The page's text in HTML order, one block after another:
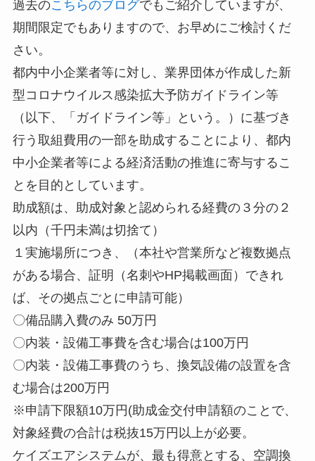
過去のこちらのブログでもご紹介していますが、
期間限定でもありますので、お早めにご検討くだ
さい。
都内中小企業者等に対し、業界団体が作成した新
型コロナウイルス感染拡大予防ガイドライン等
（以下、「ガイドライン等」という。）に基づき
行う取組費用の一部を助成することにより、都内
中小企業者等による経済活動の推進に寄与するこ
とを目的としています。
助成額は、助成対象と認められる経費の３分の２
以内（千円未満は切捨て）
１実施場所につき、（本社や営業所など複数拠点
がある場合、証明（名刺やHP掲載画面）できれ
ば、その拠点ごとに申請可能）
〇備品購入費のみ 50万円
〇内装・設備工事費を含む場合は100万円
〇内装・設備工事費のうち、換気設備の設置を含
む場合は200万円
※申請下限額10万円(助成金交付申請額のことで、
対象経費の合計は税抜15万円以上が必要。
ケイズエアシステムが、最も得意とする、空調換